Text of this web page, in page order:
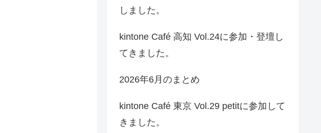
しました。
kintone Café 高知 Vol.24に参加・登壇し
てきました。
2026年6月のまとめ
kintone Café 東京 Vol.29 petitに参加して
きました。